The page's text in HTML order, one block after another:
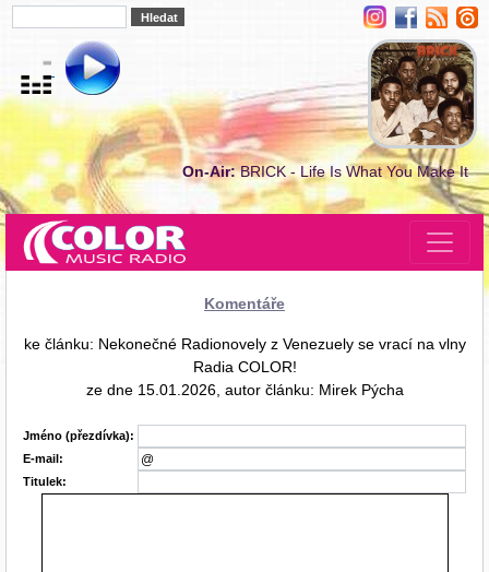
On-Air:BRICK - Life Is What You Make It
Komentáře
ke článku: Nekonečné Radionovely z Venezuely se vrací na vlny
Radia COLOR!
ze dne 15.01.2026, autor článku: Mirek Pýcha
Jméno (přezdívka):
E-mail:
Titulek: